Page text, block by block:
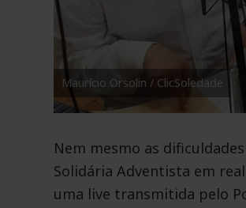
Maurício Orsolin / ClicSoledade
Nem mesmo as
Solidária Adventista em
uma live transmitida pelo